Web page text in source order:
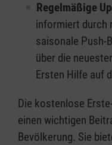
Regelmäßige
informiert durch
saisonale Push-
über die
Ersten Hilfe auf
Die kostenlose
einen wichtigen
Bevölkerung. Sie